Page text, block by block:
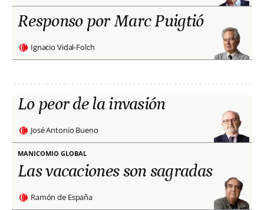
Responso por Marc Puigtió
Ignacio Vidal-Folch
Lo peor de la invasión
José Antonio Bueno
MANICOMIO GLOBAL
Las vacaciones son sagradas
Ramón de España